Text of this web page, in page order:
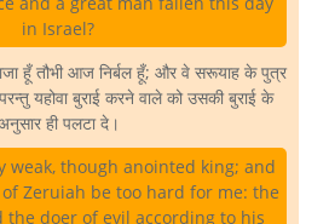
in Israel?
हूँ तौभी आज निर्बल हूँ; और वे सरूयाह के पुत्र
यहोवा बुराई करने वाले को उसकी बुराई के
ही पलटा दे।
weak, though anointed king; and
Zeruiah be too hard for me: the
the doer of evil according to his